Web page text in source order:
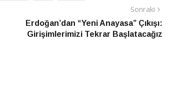
Sonraki
Erdoğan’dan “Yeni Anayasa” Çıkışı:
Girişimlerimizi Tekrar Başlatacağız